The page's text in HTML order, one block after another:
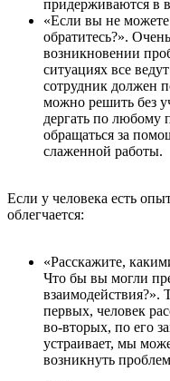
придерживаются в
«Если вы не
обратитесь?»‎.
возникновении
ситуациях все
сотрудник должен
можно решить без
дергать по любому
обращаться за
слаженной работы.
Если у человека есть
облегчается:
«Расскажите,
Что бы вы могли
взаимодействия?»‎.
первых, человек
во-вторых, по его
устраивает, мы
возникнуть